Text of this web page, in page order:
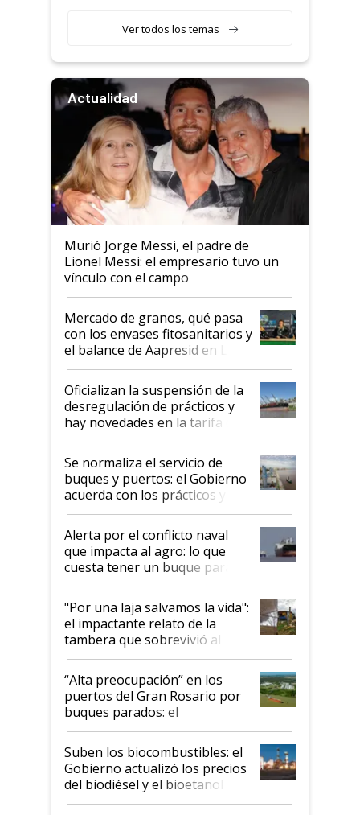
Ver todos los temas
Actualidad
Murió Jorge Messi, el padre de
Lionel Messi: el empresario tuvo un
vínculo con el campo
Mercado de granos, qué pasa
con los envases fitosanitarios y
el balance de Aapresid en La
Posta
Oficializan la suspensión de la
desregulación de prácticos y
hay novedades en la tarifa de
la hidrovía
Se normaliza el servicio de
buques y puertos: el Gobierno
acuerda con los prácticos y
suspende el decreto de
desregulación
Alerta por el conflicto naval
que impacta al agro: lo que
cuesta tener un buque parado
y el peligro de que Argentina
pase a ser "país sucio"
"Por una laja salvamos la vida":
el impactante relato de la
tambera que sobrevivió al
tornado
“Alta preocupación” en los
puertos del Gran Rosario por
buques parados: el
funcionamiento de las
exportadoras en tensión tras
la medida de fuerza de los
prácticos
Suben los biocombustibles: el
Gobierno actualizó los precios
del biodiésel y el bioetanol